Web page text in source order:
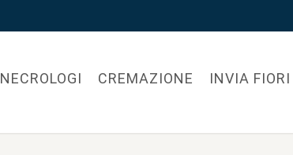
NECROLOGI CREMAZIONE INVIA FIORI